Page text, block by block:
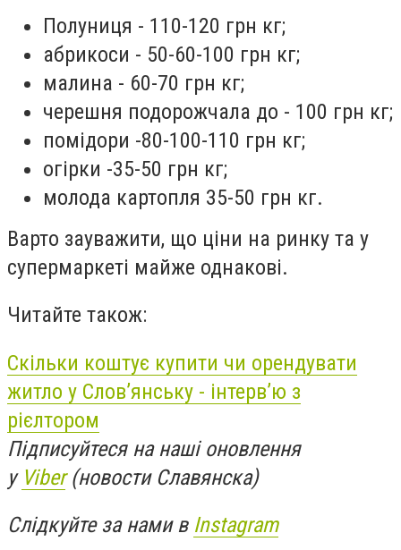
Полуниця - 110-120 грн кг;
абрикоси - 50-60-100 грн кг;
малина - 60-70 грн кг;
черешня подорожчала до - 100 грн кг;
помідори -80-100-110 грн кг;
огірки -35-50 грн кг;
молода картопля 35-50 грн кг.
Варто зауважити, що ціни на ринку та у
супермаркеті майже однакові.
Читайте також:
Скільки коштує купити чи орендувати
житло у Слов’янську - інтерв’ю з
рієлтором
Підписуйтеся на наші оновлення
у Viber(новости Славянска)
Слідкуйте за нами в Instagram